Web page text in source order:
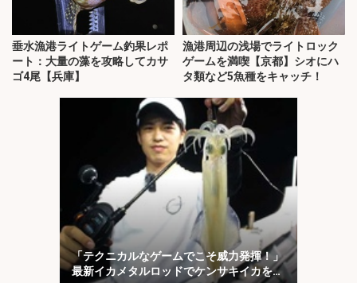
垂水漁港ライトゲーム釣果レポ
ート：大量の藻を攻略してカサ
ゴ4尾【兵庫】
漁港周辺の浅場でライトロック
ゲームを満喫【京都】シオにハ
タ類など5魚種をキャッチ！
「テクニカルなゲームでこそ威力発揮！」
最新イカメタルロッドでケンサキイカを攻